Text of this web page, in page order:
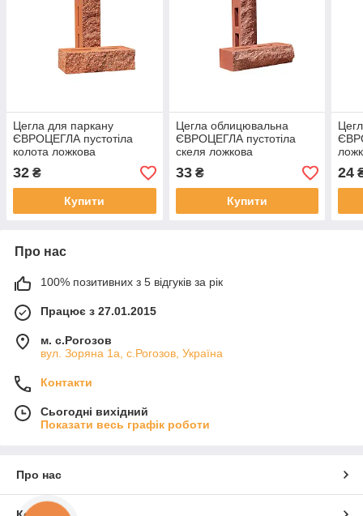
Цегла для паркану
ЄВРОЦЕГЛА пустотіла
колота ложкова
250х100х65мм морквяна
32 ₴
Купити
Цегла облицювальна
ЄВРОЦЕГЛА пустотіла
скеля ложкова
250х90х65мм морквяна
33₴
Купити
24
Про нас
100% позитивних з 5 відгуків за рік
Працює з 27.01.2015
м. с.Рогозов
вул. Зоряна 1а, с.Рогозов, Україна
Контакти
Сьогодні вихідний
Показати весь графік роботи
Про нас